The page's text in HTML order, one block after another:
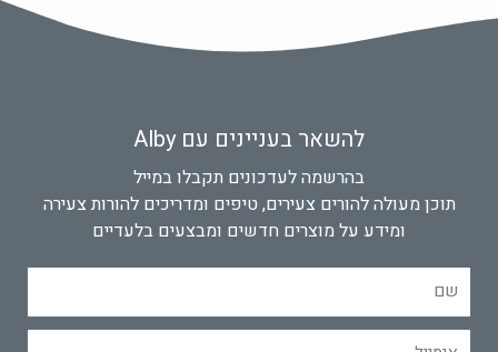
להשאר בעניינים עם Alby
בהרשמה לעדכונים תקבלו במייל
תוכן מעולה להורים צעירים, טיפים ומדריכים להורות צעירה
ומידע על מוצרים חדשים ומבצעים בלעדיים